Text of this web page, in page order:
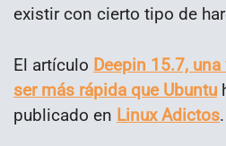
existir con cierto tipo de
El artículo Deepin 15.7,
ser más rápida que Ubuntu
publicado en Linux Adictos.